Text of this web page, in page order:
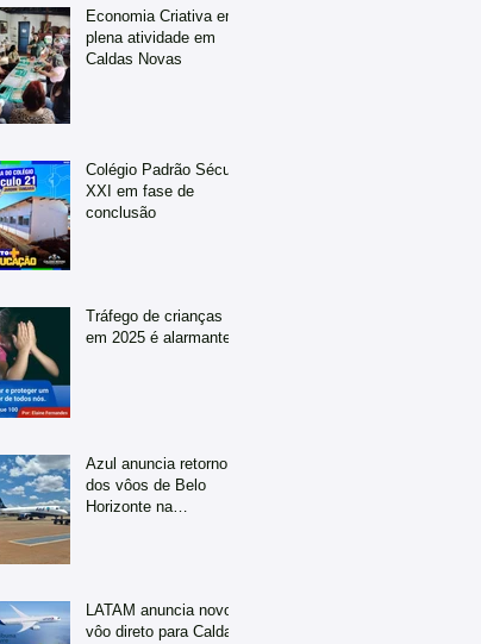
Economia Criativa em
plena atividade em
Caldas Novas
Colégio Padrão Século
XXI em fase de
conclusão
Tráfego de crianças
em 2025 é alarmante
Azul anuncia retorno
dos vôos de Belo
Horizonte na
LATAM anuncia novo
vôo direto para Caldas